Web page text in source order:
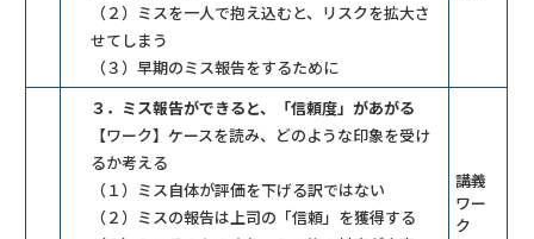
（２）ミスを一人で抱え込むと、リスクを拡大さ
せてしまう
（３）早期のミス報告をするために
３．ミス報告ができると、「信頼度」があがる
【ワーク】ケースを読み、どのような印象を受け
るか考える
（１）ミス自体が評価を下げる訳ではない
（２）ミスの報告は上司の「信頼」を獲得する
講義
ワー
ク